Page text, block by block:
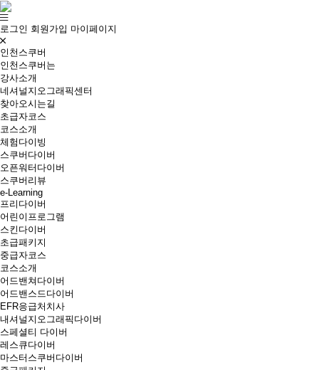
로그인 회원가입 마이페이지
인천스쿠버
인천스쿠버는
강사소개
네셔널지오그래픽센터
찾아오시는길
초급자코스
코스소개
체험다이빙
스쿠버다이버
오픈워터다이버
스쿠버리뷰
e-Learning
프리다이버
어린이프로그램
스킨다이버
초급패키지
중급자코스
코스소개
어드밴쳐다이버
어드밴스드다이버
EFR응급처치사
내셔널지오그래픽다이버
스페셜티 다이버
레스큐다이버
마스터스쿠버다이버